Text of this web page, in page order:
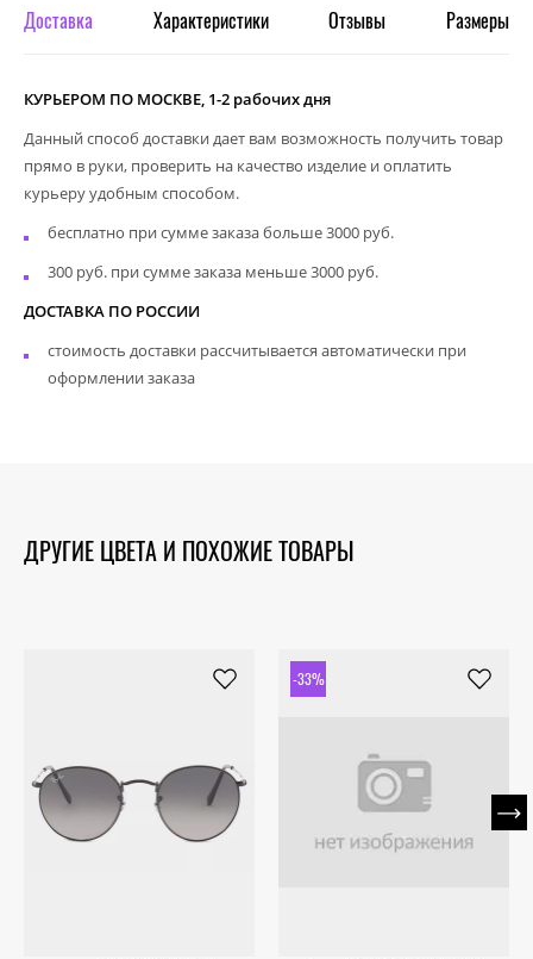
ЗАКАЗ
Доставка Характеристики Отзывы Размеры
КУРЬЕРОМ ПО МОСКВЕ, 1-2 рабочих дня
Данный способ доставки дает вам возможность получить товар
прямо в руки, проверить на качество изделие и оплатить
курьеру удобным способом.
бесплатно при сумме заказа больше 3000 руб.
300 руб. при сумме заказа меньше 3000 руб.
ДОСТАВКА ПО РОССИИ
стоимость доставки рассчитывается автоматически при
оформлении заказа
ДРУГИЕ ЦВЕТА И ПОХОЖИЕ ТОВАРЫ
-33%